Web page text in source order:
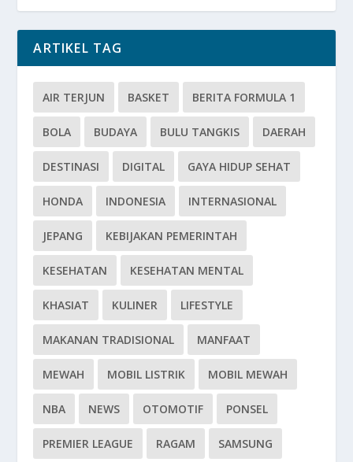
ARTIKEL TAG
AIR TERJUN BASKET BERITA FORMULA 1
BOLA BUDAYA BULU TANGKIS DAERAH
DESTINASI DIGITAL GAYA HIDUP SEHAT
HONDA INDONESIA INTERNASIONAL
JEPANG KEBIJAKAN PEMERINTAH
KESEHATAN KESEHATAN MENTAL
KHASIAT KULINER LIFESTYLE
MAKANAN TRADISIONAL MANFAAT
MEWAH MOBIL LISTRIK MOBIL MEWAH
NBA NEWS OTOMOTIF PONSEL
PREMIER LEAGUE RAGAM SAMSUNG